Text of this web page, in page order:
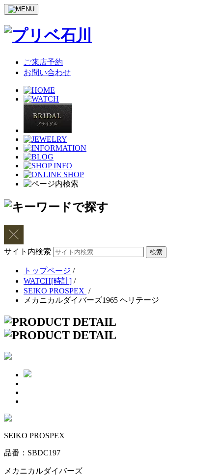
ご来店予約
お問い合わせ
サイト内検索
トップページ /
WATCH[時計] /
SEIKO PROSPEX /
メカニカルダイバーズ1965 ヘリテージ
SEIKO PROSPEX
品番：SBDC197
メカニカルダイバーズ